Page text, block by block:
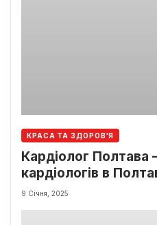
КРАСА ТА ЗДОРОВ'Я
Кардіолог Полтава
кардіологів в
9 Січня, 2025